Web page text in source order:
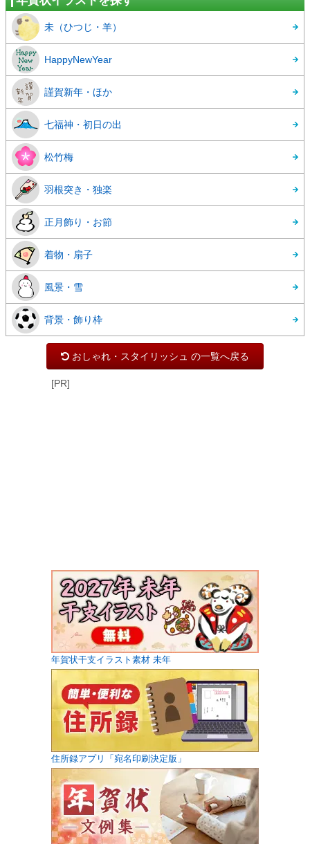
未（ひつじ・羊）
HappyNewYear
謹賀新年・ほか
七福神・初日の出
松竹梅
羽根突き・独楽
正月飾り・お節
着物・扇子
風景・雪
背景・飾り枠
おしゃれ・スタイリッシュ の一覧へ戻る
[PR]
年賀状干支イラスト素材 未年
住所録アプリ「宛名印刷決定版」